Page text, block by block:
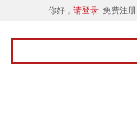
你好， 请登录 免费注册